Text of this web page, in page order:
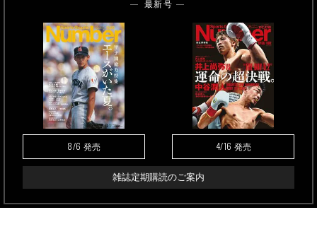
最新号
8/6 発売 4/16 発売
雑誌定期購読のご案内